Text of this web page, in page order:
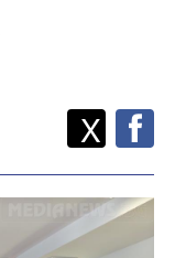
Споделете
X